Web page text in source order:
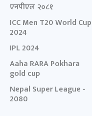
एनपीएल २०८१
ICC Men T20 World Cup
2024
IPL 2024
Aaha RARA Pokhara
gold cup
Nepal Super League -
2080